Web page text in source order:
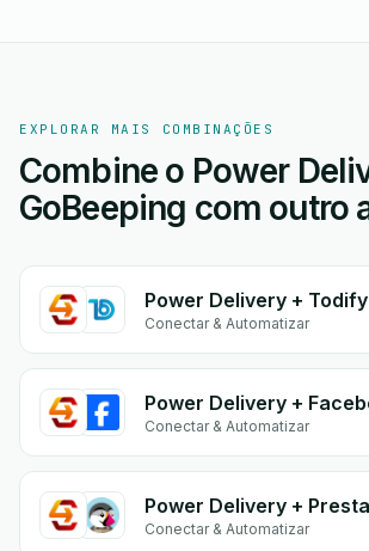
EXPLORAR MAIS COMBINAÇÕES
Combine o Power
GoBeeping com outro
Power Delivery + Todify
Conectar & Automatizar
Conectar & Automatizar
Power Delivery +
Conectar & Automatizar